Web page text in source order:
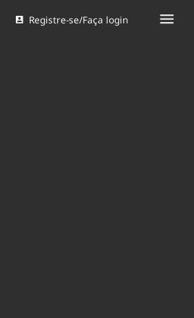
Registre-se/Faça login